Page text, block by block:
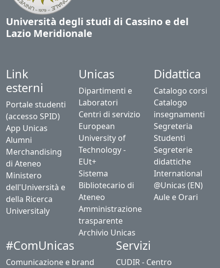
Università degli studi di Cassino e del
Lazio Meridionale
Link
esterni
Portale studenti
(accesso SPID)
App Unicas
Alumni
Merchandising
di Ateneo
Ministero
dell'Università e
della Ricerca
Universitaly
Unicas
Dipartimenti e
Laboratori
Centri di servizio
European
University of
Technology -
EUt+
Sistema
Bibliotecario di
Ateneo
Amministrazione
trasparente
Archivio Unicas
Didattica
Catalogo corsi
Catalogo
insegnamenti
Segreteria
Studenti
Segreterie
didattiche
International
@Unicas (EN)
Aule e Orari
#ComUnicas
Comunicazione e brand
Servizi
CUDIR - Centro